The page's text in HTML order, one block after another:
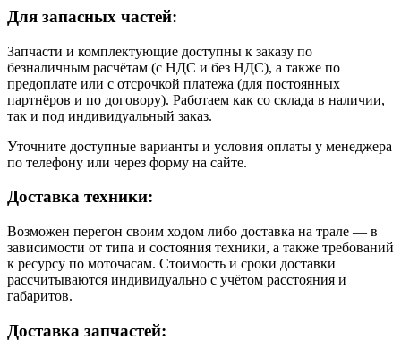
Для запасных частей:
Запчасти и комплектующие доступны к заказу по
безналичным расчётам (с НДС и без НДС), а также по
предоплате или с отсрочкой платежа (для постоянных
партнёров и по договору). Работаем как со склада в наличии,
так и под индивидуальный заказ.
Уточните доступные варианты и условия оплаты у менеджера
по телефону или через форму на сайте.
Доставка техники:
Возможен перегон своим ходом либо доставка на трале — в
зависимости от типа и состояния техники, а также требований
к ресурсу по моточасам. Стоимость и сроки доставки
рассчитываются индивидуально с учётом расстояния и
габаритов.
Доставка запчастей: